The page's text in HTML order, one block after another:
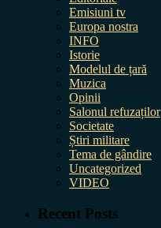
Emisiuni tv
Europa nostra
INFO
Istorie
Modelul de țară
Muzica
Opinii
Salonul refuzaților
Societate
Știri militare
Tema de gândire
Uncategorized
VIDEO
Recent Posts